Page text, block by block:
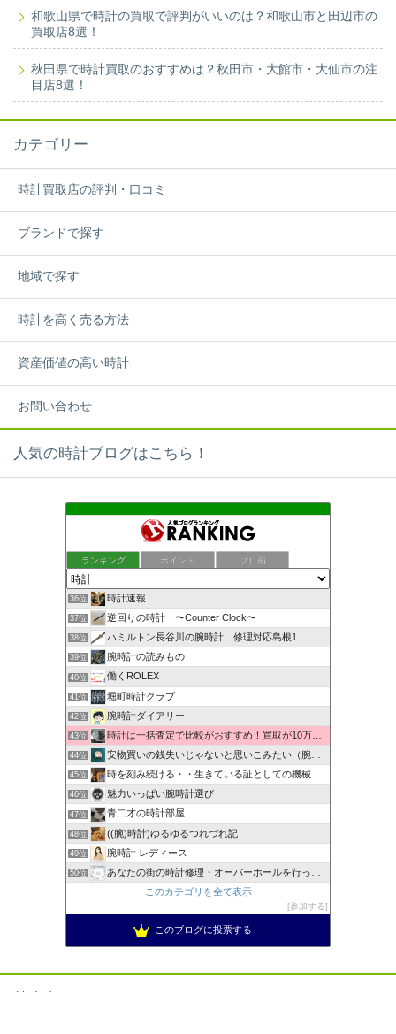
和歌山県で時計の買取で評判がいいのは？和歌山市と田辺市の
買取店8選！
秋田県で時計買取のおすすめは？秋田市・大館市・大仙市の注
目店8選！
カテゴリー
時計買取店の評判・口コミ
ブランドで探す
地域で探す
時計を高く売る方法
資産価値の高い時計
お問い合わせ
人気の時計ブログはこちら！
ランキング ポイント ブロ画
36位 時計速報
37位 逆回りの時計 〜Counter Clock〜
38位 ハミルトン長谷川の腕時計 修理対応島根1
39位 腕時計の読みもの
40位 働くROLEX
41位 堀町時計クラブ
42位 腕時計ダイアリー
43位 時計は一括査定で比較がおすすめ！買取が10万以上違うことも！
44位 安物買いの銭失いじゃないと思いこみたい（腕時計編）
45位 時を刻み続ける・・生きている証としての機械式時計
46位 魅力いっぱい腕時計選び
47位 青二才の時計部屋
48位 ((腕)時計)ゆるゆるつれづれ記
49位 腕時計 レディース
50位
あなたの街の時計修理・オーバーホールを行ってくれるお店
このカテゴリを全て表示
参加する
このブログに投票する